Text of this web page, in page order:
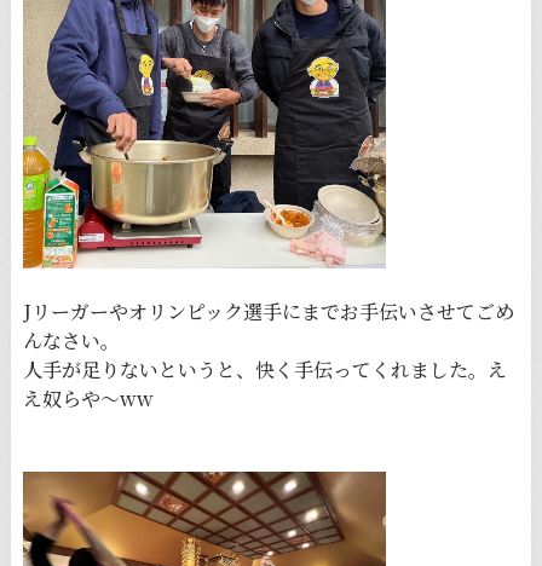
Jリーガーやオリンピック選手にまでお手伝いさせてごめ
んなさい。
人手が足りないというと、快く手伝ってくれました。え
え奴らや〜ww